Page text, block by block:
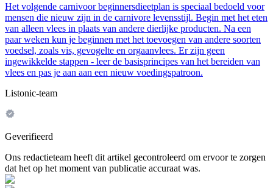
Het volgende carnivoor beginnersdieetplan is speciaal bedoeld voor
mensen die nieuw zijn in de carnivore levensstijl. Begin met het eten
van alleen vlees in plaats van andere dierlijke producten. Na een
paar weken kun je beginnen met het toevoegen van andere soorten
voedsel, zoals vis, gevogelte en orgaanvlees. Er zijn geen
ingewikkelde stappen - leer de basisprincipes van het bereiden van
vlees en pas je aan aan een nieuw voedingspatroon.
Listonic-team
Geverifieerd
Ons redactieteam heeft dit artikel gecontroleerd om ervoor te zorgen
dat het op het moment van publicatie accuraat was.